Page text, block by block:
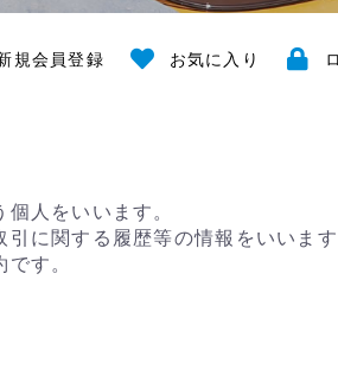
規会員登録 お気に入り
人をいいます。
に関する履歴等の情報をいいます
す。